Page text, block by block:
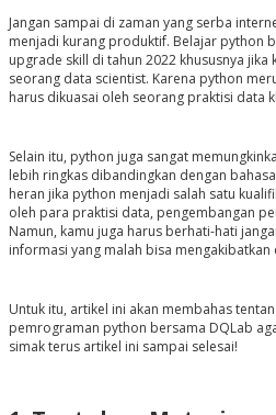
Jangan sampai di zaman yang serba
menjadi kurang produktif. Belajar python
upgrade skill di tahun 2022 khususnya
seorang data scientist. Karena python
harus dikuasai oleh seorang praktisi data
Selain itu, python juga sangat
lebih ringkas dibandingkan dengan
heran jika python menjadi salah satu
oleh para praktisi data, pengembangan
Namun, kamu juga harus berhati-hati
informasi yang malah bisa
Untuk itu, artikel ini akan membahas
pemrograman python bersama DQLab
simak terus artikel ini sampai selesai!